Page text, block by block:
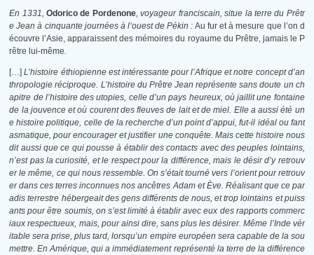
En 1331,Odorico de Pordenone, voyageur franciscain, situe la terre du Prêtr
e Jean à cinquante journées à l’ouest de Pékin :Au fur et à mesure que l’on d
écouvre l’Asie, apparaissent des mémoires du royaume du Prêtre, jamais le P
rêtre lui-même.
[…] L’histoire éthiopienne est intéressante pour l’Afrique et notre concept d’an
thropologie réciproque. L’histoire du Prêtre Jean représente sans doute un ch
apitre de l’histoire des utopies, celle d’un pays heureux, où jaillit une fontaine
de la jouvence et où courent des fleuves de lait et de miel. Elle a aussi été un
e histoire politique, celle de la recherche d’un point d’appui, fut-il idéal ou fant
asmatique, pour encourager et justifier une conquête. Mais cette histoire nous
dit aussi que ce qui pousse à établir des contacts avec des peuples lointains,
n’est pas la curiosité, et le respect pour la différence, mais le désir d’y retrouv
er le même, ce qui nous ressemble. On s’était tourné vers l’orient pour retrouv
er dans ces terres inconnues nos ancêtres Adam et Ève. Réalisant que ce par
adis terrestre hébergeait des gens différents de nous, et trop lointains et puiss
ants pour être soumis, on s’est limité à établir avec eux des rapports commerc
iaux respectueux, mais, pour ainsi dire, sans plus les désirer. Même l’Inde vér
itable sera prise, plus tard, lorsqu’un empire européen sera capable de la sou
mettre. En Amérique, qui a immédiatement représenté la terre de la différence